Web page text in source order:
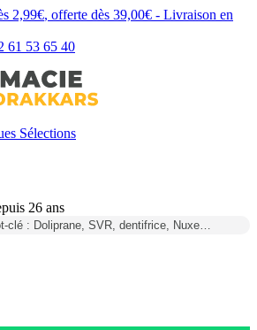
2,99€, offerte dès 39,00€ - Livraison en
61 53 65 40
Sélections
26 ans
clé : Doliprane, SVR, dentifrice, Nuxe…